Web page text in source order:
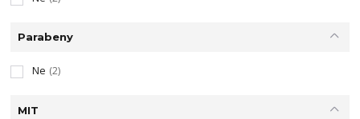
Parabeny
Ne (2)
MIT